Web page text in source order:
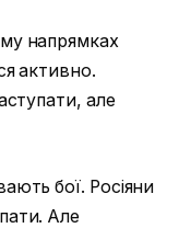
напрямках
активно.
але
бої. Росіяни
Але